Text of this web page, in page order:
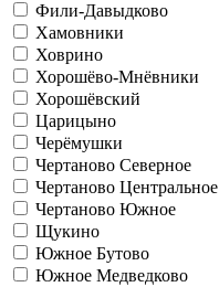
Фили-Давыдково
Хамовники
Ховрино
Хорошёво-Мнёвники
Хорошёвский
Царицыно
Черёмушки
Чертаново Северное
Чертаново Центральное
Чертаново Южное
Щукино
Южное Бутово
Южное Медведково